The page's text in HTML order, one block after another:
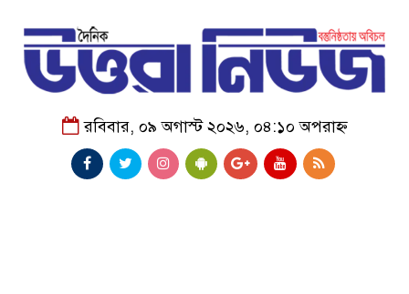
রবিবার, ০৯ অগাস্ট ২০২৬, ০৪:১০ অপরাহ্ন